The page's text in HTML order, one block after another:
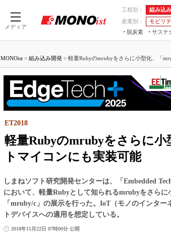
メディア
工程別： 組み込
産業別：
モビリ
脱炭素
サステ
つながる工場
つながるサービス
AI×設備保全
Physical AI
MONOist > 組み込み開発 > 軽量Rubyのmrubyをさらに小型化、「
軽量Rubyのmrubyをさらに小
トマイコンにも実装可能
ET2018
しまねソフト研究開発センターは、「Embedded
において、軽量Rubyとして知られるmrubyをさら
「mruby/c」の展示を行った。IoT（モノのインタ
トデバイスへの適用を想定している。
2018年11月22日 07時00分 公開